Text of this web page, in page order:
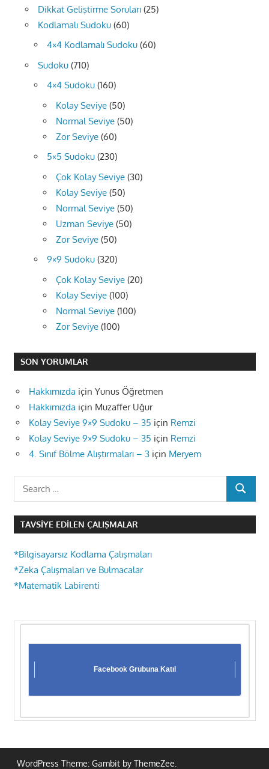
Dikkat Geliştirme Soruları (25)
Kodlamalı Sudoku (60)
4×4 Kodlamalı Sudoku (60)
Sudoku (710)
4×4 Sudoku (160)
Kolay Seviye (50)
Normal Seviye (50)
Zor Seviye (60)
5×5 Sudoku (230)
Çok Kolay Seviye (30)
Kolay Seviye (50)
Normal Seviye (50)
Uzman Seviye (50)
Zor Seviye (50)
9×9 Sudoku (320)
Çok Kolay Seviye (20)
Kolay Seviye (100)
Normal Seviye (100)
Zor Seviye (100)
SON YORUMLAR
Hakkımızda için Yunus Öğretmen
Hakkımızda için Muzaffer Uğur
Kolay Seviye 9×9 Sudoku – 35 için Remzi
Kolay Seviye 9×9 Sudoku – 35 için Remzi
4. Sınıf Bölme Alıştırmaları – 3 için Meryem
SEARCH
TAVSIYE EDILEN ÇALIŞMALAR
*Bilgisayarsız Kodlama Çalışmaları
*Zeka Çalışmaları ve Bulmacalar
*Matematik Labirenti
Facebook Grubuna Katıl
WordPress Theme: Gambit by ThemeZee.